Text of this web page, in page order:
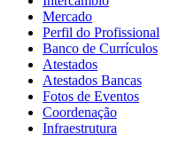
Mercado
Perfil do Profissional
Banco de Currículos
Atestados
Atestados Bancas
Fotos de Eventos
Coordenação
Infraestrutura